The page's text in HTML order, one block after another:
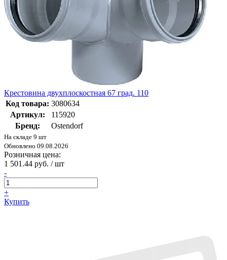
Крестовина двухплоскостная 67 град. 110
Код товара: 3080634
Артикул:
115920
Бренд:
Ostendorf
На складе 9 шт
Обновлено 09.08.2026
Розничная цена:
1 501.44 руб. / шт
-
+
Купить